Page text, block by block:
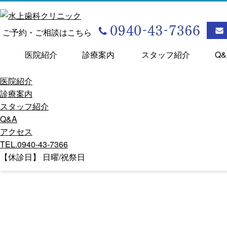
ご予約・ご相談はこちら
医院紹介
診療案内 スタッフ紹介
医院紹介
診療案内
スタッフ紹介
Q&A
アクセス
TEL.0940-43-7366
【休診日】 日曜/祝祭日